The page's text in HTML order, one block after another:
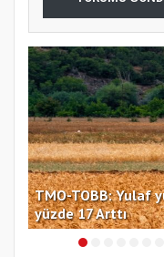
TMO-TOBB: Yulaf
yüzde 17 Arttı